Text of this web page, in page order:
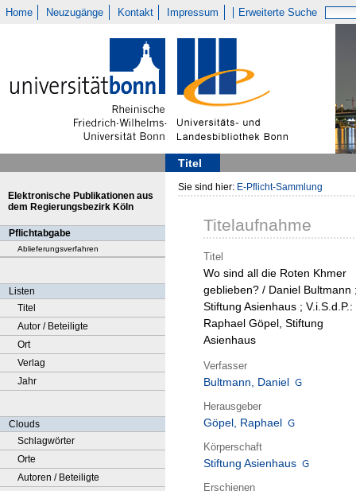
Home Neuzugänge Kontakt Impressum Erweiterte Suche
Titel
Elektronische Publikationen aus
dem Regierungsbezirk Köln
Pflichtabgabe
Ablieferungsverfahren
Listen
Titel
Autor / Beteiligte
Ort
Verlag
Jahr
Clouds
Schlagwörter
Orte
Autoren / Beteiligte
Sie sind hier: E-Pflicht-Sammlung
Titelaufnahme
Titel
Wo sind all die Roten Khmer
geblieben? / Daniel Bultmann
Stiftung Asienhaus ; V.i.S.d.P.:
Raphael Göpel, Stiftung
Asienhaus
Verfasser
Bultmann, Daniel
Herausgeber
Göpel, Raphael
Körperschaft
Stiftung Asienhaus
Erschienen